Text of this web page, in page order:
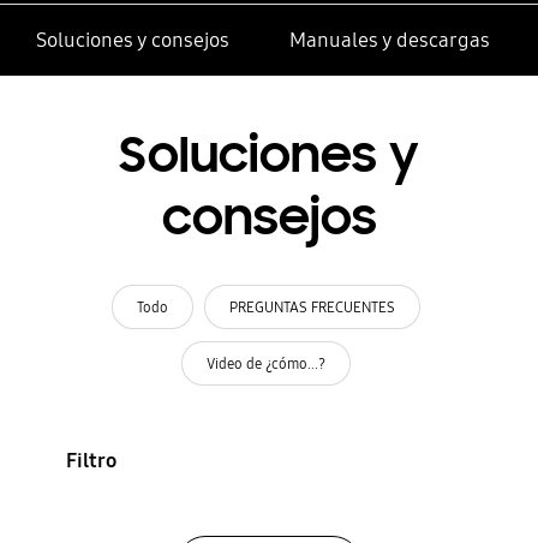
Soluciones y consejos Manuales y descargas
Soluciones y
consejos
Todo PREGUNTAS FRECUENTES
Video de ¿cómo...?
Filtro